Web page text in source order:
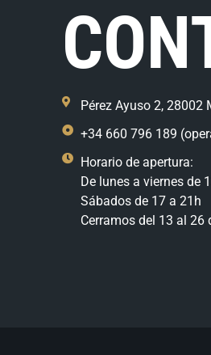
Pérez Ayuso 2, 28002
+34 660 796 189
Horario de apertura:
De lunes a viernes de
Sábados de 17 a 21h
Cerramos del 13 al 26